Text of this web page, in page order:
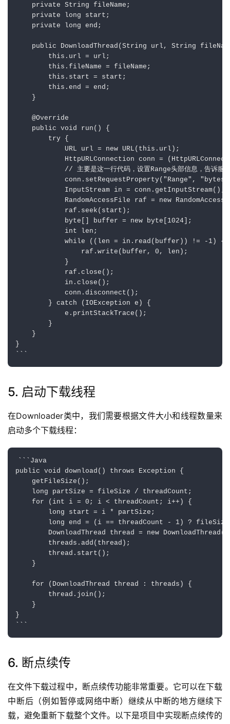
    private String fileName;
    private long start;
    private long end;
public DownloadThread(String url, String
        this.url = url;
        this.fileName = fileName;
        this.start = start;
        this.end = end;
    }
    @Override
    public void run() {
        try {
            URL url = new URL(this.url);
HttpURLConnection conn =
// 主要是这一行代码，设置Range头部信息，告诉服务
conn.setRequestProperty("Range",
            InputStream in = conn.getInputStream();
RandomAccessFile raf = new
            raf.seek(start);
            byte[] buffer = new byte[1024];
            int len;
            while ((len = in.read(buffer)) != -1) {
                raf.write(buffer, 0, len);
            }
            raf.close();
            in.close();
            conn.disconnect();
        } catch (IOException e) {
            e.printStackTrace();
        }
    }
}
5. 启动下载线程
在Downloader类中，我们需要根据文件大小和线程数量来
启动多个下载线程：
```Java
public void download() throws Exception {
    getFileSize();
    long partSize = fileSize / threadCount;
    for (int i = 0; i < threadCount; i++) {
        long start = i * partSize;
long end = (i == threadCount - 1) ?
DownloadThread thread = new
        threads.add(thread);
        thread.start();
    }
    for (DownloadThread thread : threads) {
        thread.join();
    }
}
6. 断点续传
在文件下载过程中，断点续传功能非常重要。它可以在下载
中断后（例如暂停或网络中断）继续从中断的地方继续下
载，避免重新下载整个文件。以下是项目中实现断点续传的